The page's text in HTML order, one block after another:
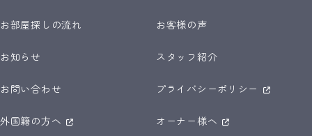
お部屋探しの流れ お客様の声
お知らせ スタッフ紹介
お問い合わせ プライバシーポリシー
外国籍の方へ
オーナー様へ